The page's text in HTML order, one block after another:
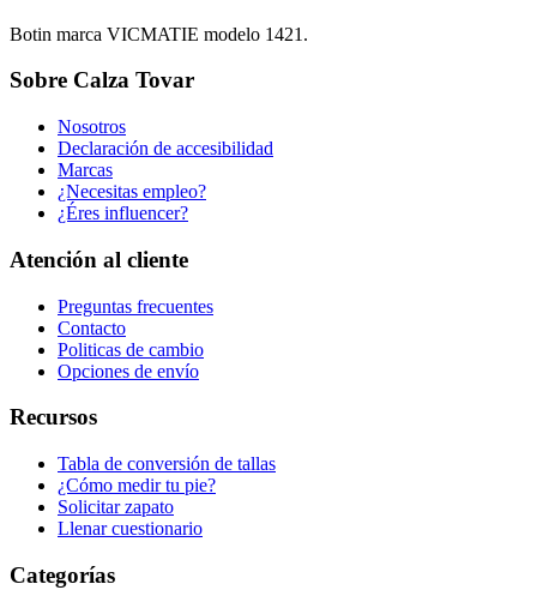
Botin marca VICMATIE modelo 1421.
Sobre Calza Tovar
Nosotros
Declaración de accesibilidad
Marcas
¿Necesitas empleo?
¿Éres influencer?
Atención al cliente
Preguntas frecuentes
Contacto
Politicas de cambio
Opciones de envío
Recursos
Tabla de conversión de tallas
¿Cómo medir tu pie?
Solicitar zapato
Llenar cuestionario
Categorías